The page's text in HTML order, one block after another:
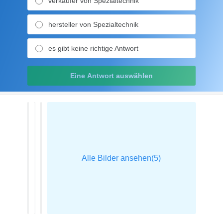
hersteller von Spezialtechnik
es gibt keine richtige Antwort
Eine Antwort auswählen